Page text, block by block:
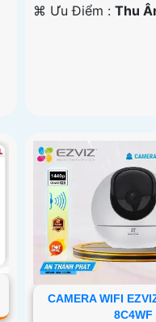
️⌘ Ưu Điểm :Thu
CAMERA WIFI
8C4WF